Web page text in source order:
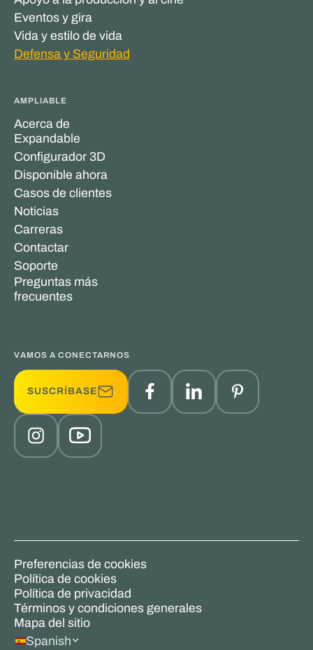
Eventos y gira
Vida y estilo de vida
Defensa y Seguridad
AMPLIABLE
Acerca de
Expandable
Configurador 3D
Disponible ahora
Casos de clientes
Noticias
Carreras
Contactar
Soporte
Preguntas más
frecuentes
VAMOS A CONECTARNOS
SUSCRÍBASE
Preferencias de cookies
Política de cookies
Política de privacidad
Términos y condiciones generales
Mapa del sitio
Spanish